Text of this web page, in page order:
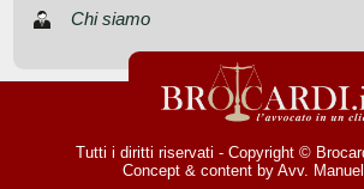
Chi siamo
Tutti i diritti riservati - Copyright ©
Concept & content by Avv.